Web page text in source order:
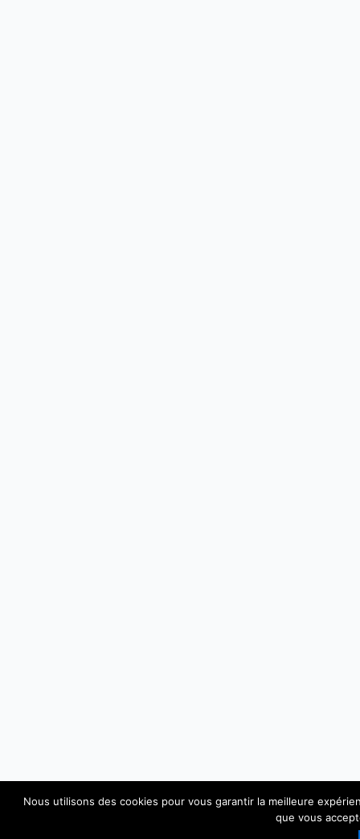
Nous utilisons des cookies pour vous garantir la meilleure
que vous